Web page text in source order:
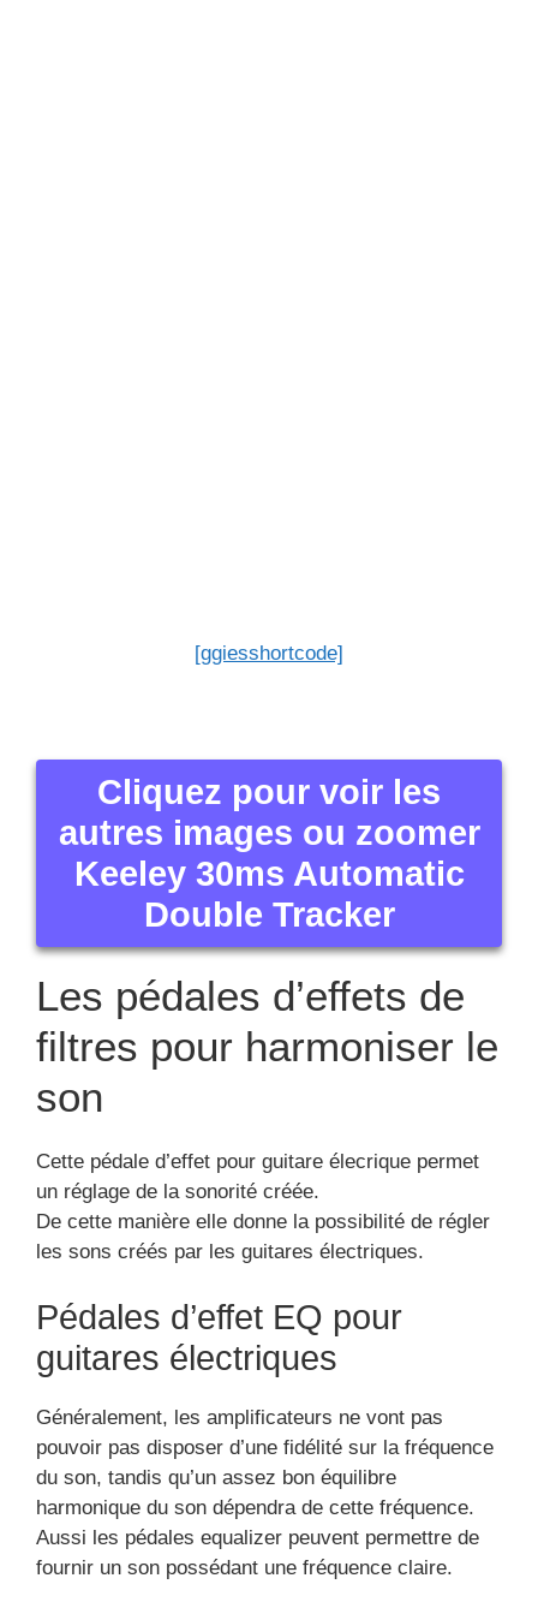
[ggiesshortcode]
Cliquez pour voir les
autres images ou zoomer
Keeley 30ms Automatic
Double Tracker
Les pédales d’effets de
filtres pour harmoniser le
son
Cette pédale d’effet pour guitare élecrique permet
un réglage de la sonorité créée.
De cette manière elle donne la possibilité de régler
les sons créés par les guitares électriques.
Pédales d’effet EQ pour
guitares électriques
Généralement, les amplificateurs ne vont pas
pouvoir pas disposer d’une fidélité sur la fréquence
du son, tandis qu’un assez bon équilibre
harmonique du son dépendra de cette fréquence.
Aussi les pédales equalizer peuvent permettre de
fournir un son possédant une fréquence claire.